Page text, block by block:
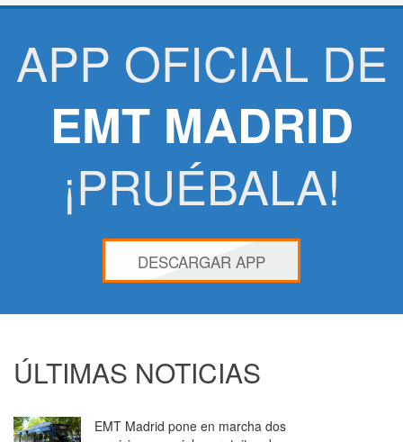
APP OFICIAL DE
EMT MADRID
¡PRUÉBALA!
DESCARGAR APP
ÚLTIMAS NOTICIAS
EMT Madrid pone en marcha dos